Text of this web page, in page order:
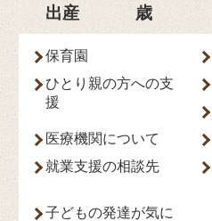
出産
歳
保育園
ひとり親の方への支
援
医療機関について
就業支援の相談先
子どもの発達が気に